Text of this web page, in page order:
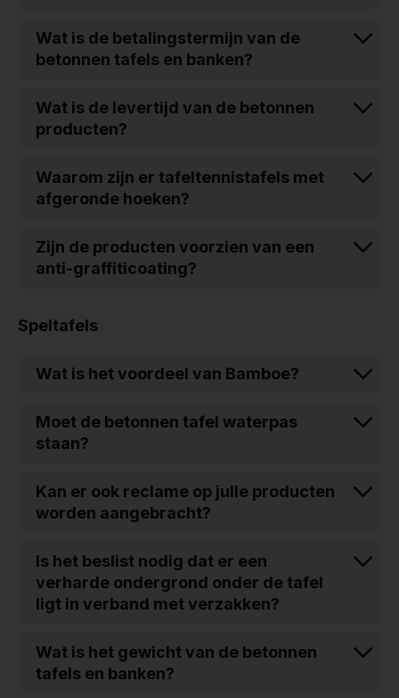
Wat is de betalingstermijn van de
betonnen tafels en banken?
Wat is de levertijd van de betonnen
producten?
Waarom zijn er tafeltennistafels met
afgeronde hoeken?
Zijn de producten voorzien van een
anti-graffiticoating?
Speltafels
Wat is het voordeel van Bamboe?
Moet de betonnen tafel waterpas
staan?
Kan er ook reclame op julle producten
worden aangebracht?
Is het beslist nodig dat er een
verharde ondergrond onder de tafel
ligt in verband met verzakken?
Wat is het gewicht van de betonnen
tafels en banken?